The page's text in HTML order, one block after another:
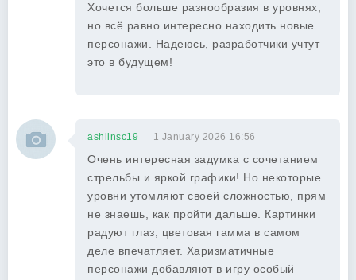
Хочется больше разнообразия в уровнях,
но всё равно интересно находить новые
персонажи. Надеюсь, разработчики учтут
это в будущем!
ashlinsc19 1 January 2026 16:56
Очень интересная задумка с сочетанием
стрельбы и яркой графики! Но некоторые
уровни утомляют своей сложностью, прям
не знаешь, как пройти дальше. Картинки
радуют глаз, цветовая гамма в самом
деле впечатляет. Харизматичные
персонажи добавляют в игру особый